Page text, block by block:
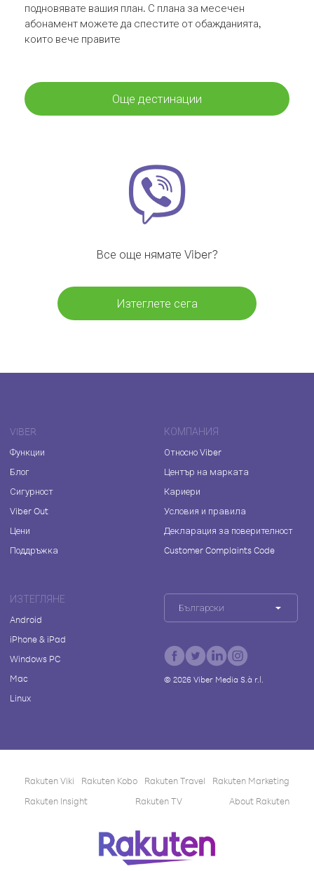
подновявате вашия план. С плана за месечен
абонамент можете да спестите от обажданията,
които вече правите
Още дестинации
Все още нямате Viber?
Изтеглете сега
VIBER
Функции
Блог
Сигурност
Viber Out
Цени
Поддръжка
КОМПАНИЯ
Относно Viber
Център на марката
Кариери
Условия и правила
Декларация за поверителност
Customer Complaints Code
ИЗТЕГЛЯНЕ
Android
iPhone & iPad
Windows PC
Mac
Linux
Български
© 2026Viber Media S.à r.l.
Rakuten Viki Rakuten Kobo Rakuten Travel
Rakuten Marketing
Rakuten Insight
Rakuten TV About Rakuten